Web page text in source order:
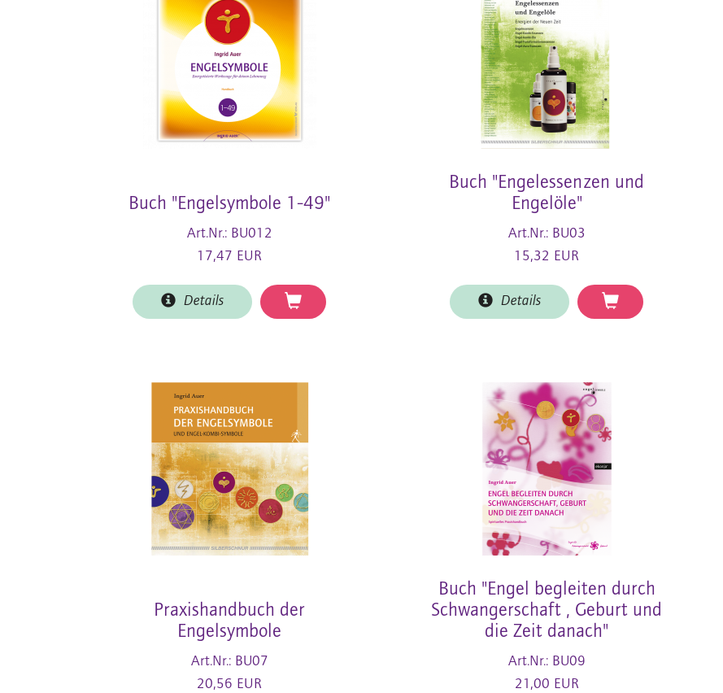
Buch "Engelsymbole 1-49"
Art.Nr.: BU012
17,47 EUR
Details
Buch "Engelessenzen und
Engelöle"
Art.Nr.: BU03
15,32 EUR
Details
Praxishandbuch der
Engelsymbole
Art.Nr.: BU07
20,56 EUR
Buch "Engel begleiten durch
Schwangerschaft , Geburt und
die Zeit danach"
Art.Nr.: BU09
21,00 EUR